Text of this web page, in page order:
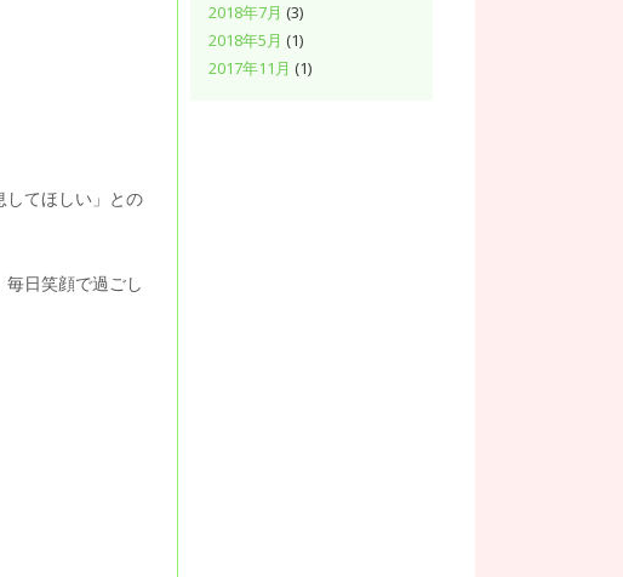
してほしい」との
日笑顔で過ごし
2018年7月 (3)
2018年5月 (1)
2017年11月 (1)